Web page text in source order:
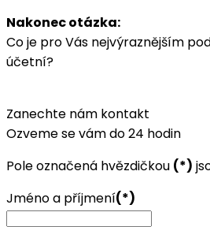
Nakonec otázka:
Co je pro Vás nejvýraznějším
účetní?
Zanechte nám kontakt
Ozveme se vám do 24 hodin
Pole označená hvězdičkou (*)
Jméno a příjmení(*)